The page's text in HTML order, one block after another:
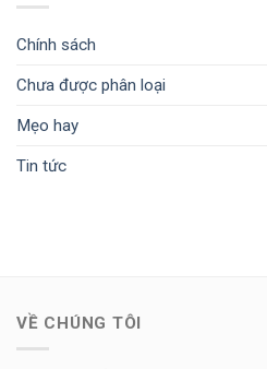
Chính sách
Chưa được phân loại
Mẹo hay
Tin tức
VỀ CHÚNG TÔI